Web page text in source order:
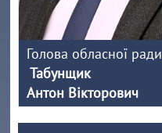
Голова обласної ради
Табунщик
Антон Вікторович